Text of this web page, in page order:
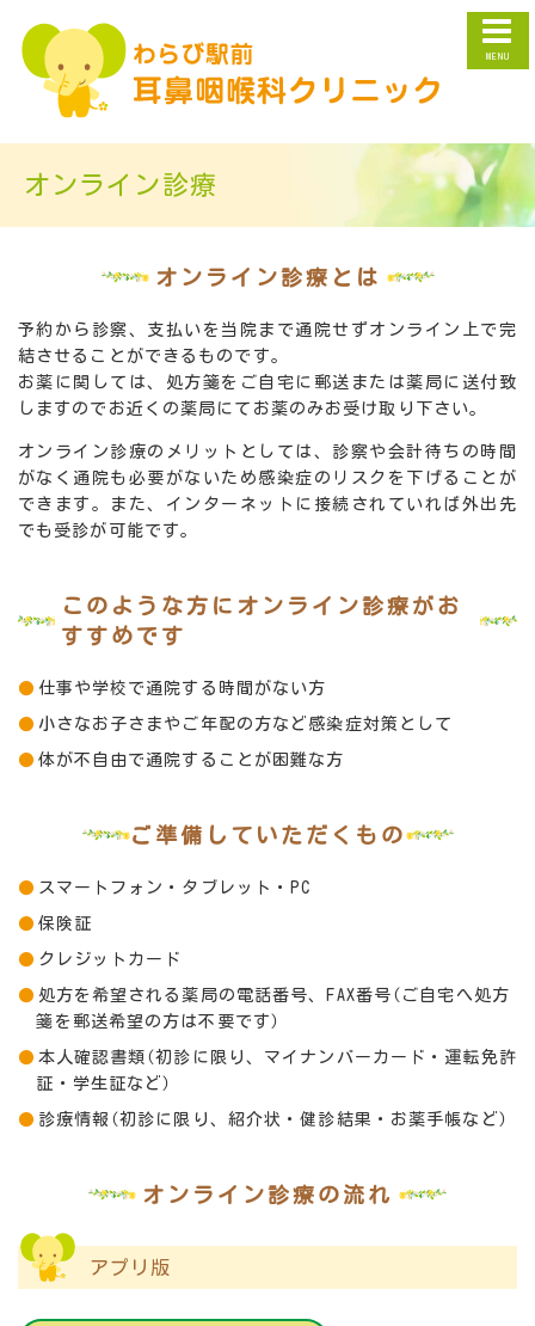
オンライン診療
オンライン診療とは
予約から診察、支払いを当院まで通院せずオンライン上で完
結させることができるものです。
お薬に関しては、処方箋をご自宅に郵送または薬局に送付致
しますのでお近くの薬局にてお薬のみお受け取り下さい。
オンライン診療のメリットとしては、診察や会計待ちの時間
がなく通院も必要がないため感染症のリスクを下げることが
できます。また、インターネットに接続されていれば外出先
でも受診が可能です。
このような方にオンライン診療がお
すすめです
仕事や学校で通院する時間がない方
小さなお子さまやご年配の方など感染症対策として
体が不自由で通院することが困難な方
ご準備していただくもの
スマートフォン・タブレット・PC
保険証
クレジットカード
処方を希望される薬局の電話番号、FAX番号（ご自宅へ処方
箋を郵送希望の方は不要です）
本人確認書類（初診に限り、マイナンバーカード・運転免許
証・学生証など）
診療情報（初診に限り、紹介状・健診結果・お薬手帳など）
オンライン診療の流れ
アプリ版